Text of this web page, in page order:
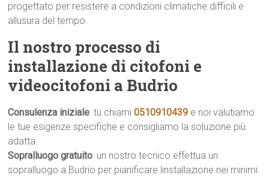
progettato per resistere a condizioni climatiche difficili e
allusura del tempo.
Il nostro processo di
installazione di citofoni e
videocitofoni a Budrio
Consulenza iniziale: tu chiami0510910439 e noi valutiamo
le tue esigenze specifiche e consigliamo la soluzione più
adatta.
Sopralluogo gratuito: un nostro tecnico effettua un
sopralluogo a Budrio per pianificare linstallazione nei minimi